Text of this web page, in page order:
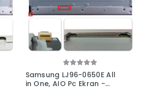
Samsung LJ96-0650E All
in One, AIO Pc Ekran -